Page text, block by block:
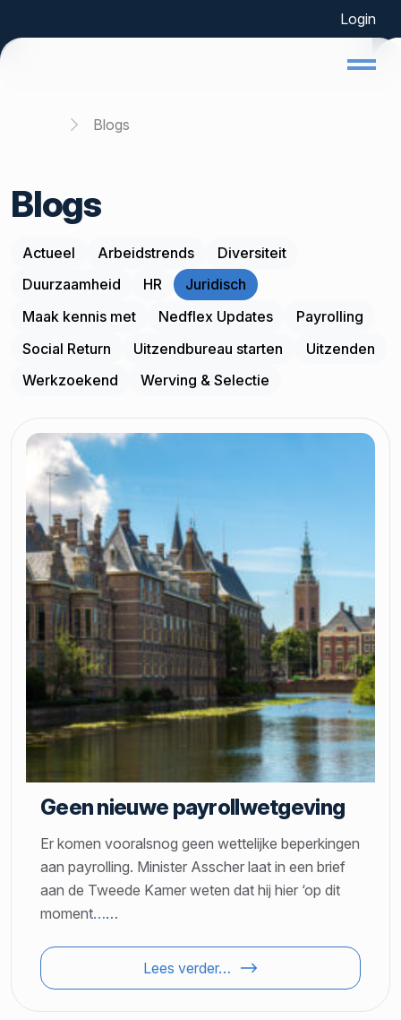
Login
Home Blogs
Blogs
Actueel Arbeidstrends
Diversiteit
Duurzaamheid
HR
Juridisch
Maak kennis met
Nedflex Updates
Payrolling
Social Return
Uitzendbureau starten
Uitzenden
Werkzoekend
Werving & Selectie
Geen nieuwe payrollwetgeving
Er komen vooralsnog geen wettelijke beperkingen
aan payrolling. Minister Asscher laat in een brief
aan de Tweede Kamer weten dat hij hier ‘op dit
moment……
Lees verder…